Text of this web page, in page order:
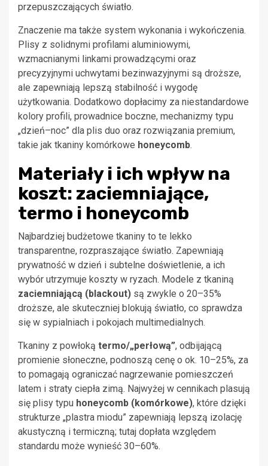
przepuszczających światło.
Znaczenie ma także system wykonania i wykończenia.
Plisy z solidnymi profilami aluminiowymi,
wzmacnianymi linkami prowadzącymi oraz
precyzyjnymi uchwytami bezinwazyjnymi są droższe,
ale zapewniają lepszą stabilność i wygodę
użytkowania. Dodatkowo dopłacimy za niestandardowe
kolory profili, prowadnice boczne, mechanizmy typu
„dzień–noc” dla plis duo oraz rozwiązania premium,
takie jak tkaniny komórkowe honeycomb.
Materiały i ich wpływ na
koszt: zaciemniające,
termo i honeycomb
Najbardziej budżetowe tkaniny to te lekko
transparentne, rozpraszające światło. Zapewniają
prywatność w dzień i subtelne doświetlenie, a ich
wybór utrzymuje koszty w ryzach. Modele z tkaniną
zaciemniającą (blackout) są zwykle o 20–35%
droższe, ale skuteczniej blokują światło, co sprawdza
się w sypialniach i pokojach multimedialnych.
Tkaniny z powłoką termo/„perłową”, odbijającą
promienie słoneczne, podnoszą cenę o ok. 10–25%, za
to pomagają ograniczać nagrzewanie pomieszczeń
latem i straty ciepła zimą. Najwyżej w cennikach plasują
się plisy typu honeycomb (komórkowe), które dzięki
strukturze „plastra miodu” zapewniają lepszą izolację
akustyczną i termiczną; tutaj dopłata względem
standardu może wynieść 30–60%.